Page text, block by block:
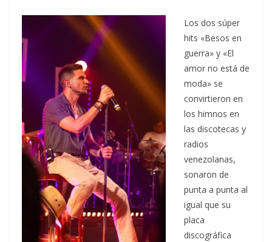
Los dos súper
hits «Besos en
guerra» y «El
amor no está de
moda» se
convirtieron en
los himnos en
las discotecas y
radios
venezolanas,
sonaron de
punta a punta al
igual que su
placa
discográfica